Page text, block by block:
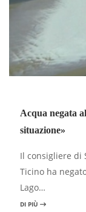
Acqua negata
situazione»
Il consigliere di
Ticino ha
Lago…
DI PIÙ